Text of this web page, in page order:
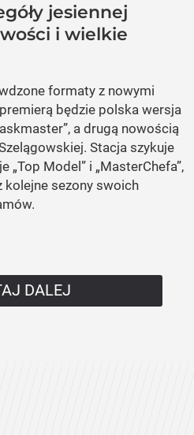
jesiennej
i wielkie
formaty z nowymi
będzie polska wersja
a drugą nowością
Stacja szykuje
„Top Model” i „MasterChefa”,
kolejne sezony swoich
DALEJ